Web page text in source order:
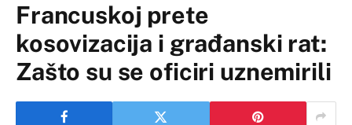
Francuskoj prete
kosovizacija i građanski rat:
Zašto su se oficiri uznemirili